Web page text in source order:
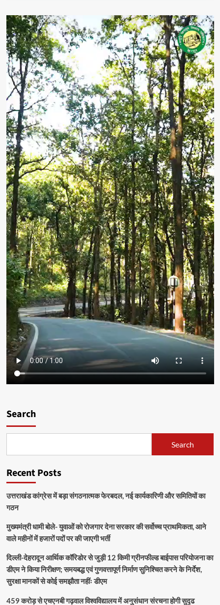
Search
Search
Recent Posts
उत्तराखंड कांग्रेस में बड़ा संगठनात्मक फेरबदल, नई कार्यकारिणी और समितियों का
गठन
मुख्यमंत्री धामी बोले- युवाओं को रोजगार देना सरकार की सर्वोच्च प्राथमिकता, आने
वाले महीनों में हजारों पदों पर की जाएगी भर्ती
दिल्ली-देहरादून आर्थिक कॉरिडोर से जुड़ी 12 किमी ग्रीनफील्ड बाईपास परियोजना का
डीएम ने किया निरीक्षण; समयबद्ध एवं गुणवत्तापूर्ण निर्माण सुनिश्चित करने के निर्देश,
सुरक्षा मानकों से कोई समझौता नहींः डीएम
459 करोड़ से एचएनबी गढ़वाल विश्वविद्यालय में अनुसंधान संरचना होगी सुदृढ